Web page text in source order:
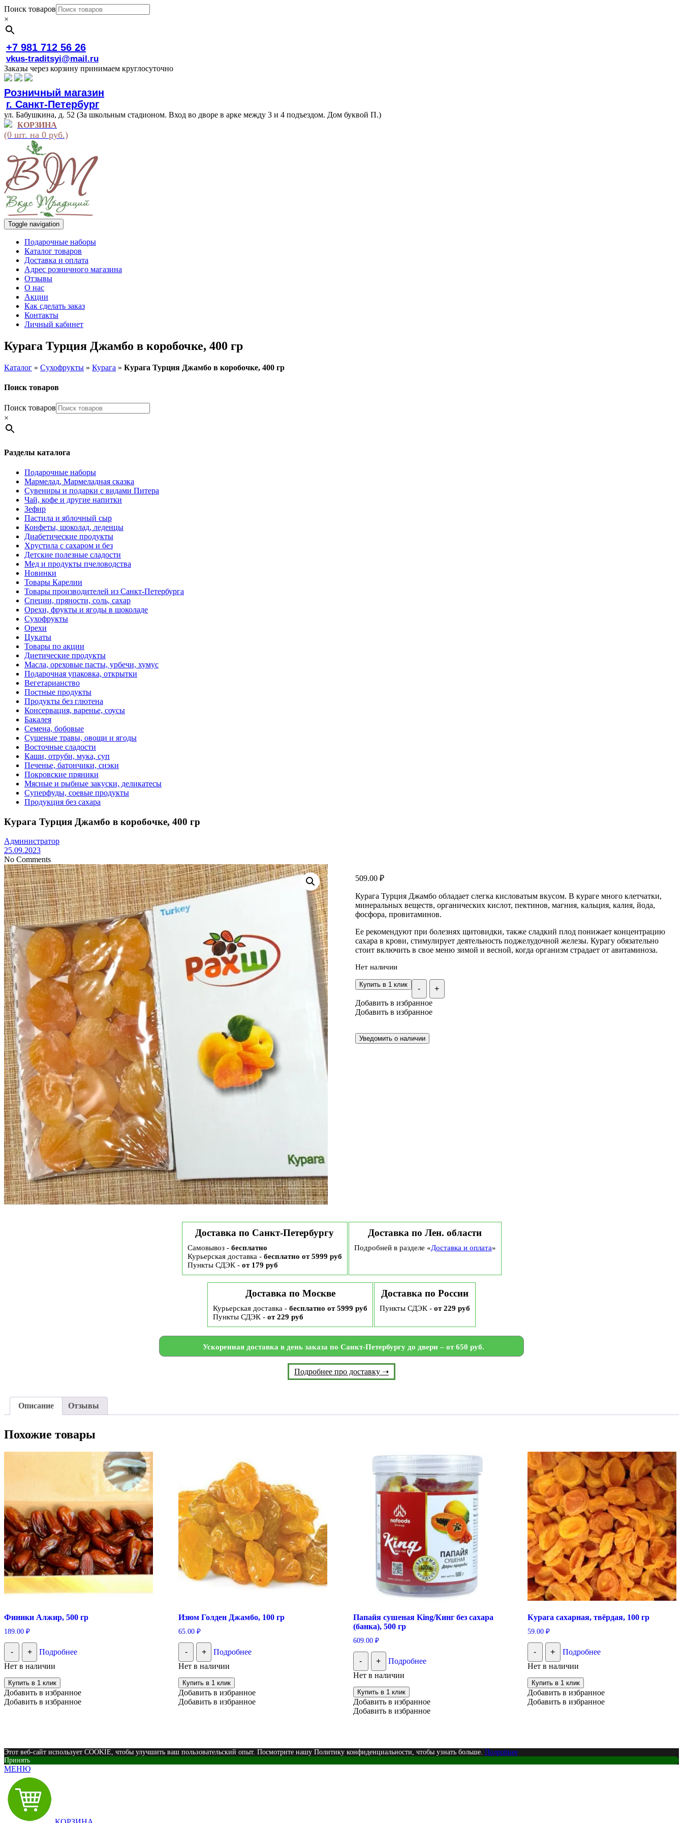
Поиск товаров
×
+7 981 712 56 26
vkus-traditsyi@mail.ru
Заказы через корзину принимаем круглосуточно
Розничный магазин
г. Санкт-Петербург
ул. Бабушкина, д. 52 (За школьным стадионом. Вход во дворе в арке между 3 и 4 подъездом. Дом буквой П.)
КОРЗИНА
(0 шт. на 0 руб.)
Toggle navigation
Подарочные наборы
Каталог товаров
Доставка и оплата
Адрес розничного магазина
Отзывы
О нас
Акции
Как сделать заказ
Контакты
Личный кабинет
Курага Турция Джамбо в коробочке, 400 гр
Каталог » Сухофрукты » Курага » Курага Турция Джамбо в коробочке, 400 гр
Поиск товаров
Поиск товаров
×
Разделы каталога
Подарочные наборы
Мармелад, Мармеладная сказка
Сувениры и подарки с видами Питера
Чай, кофе и другие напитки
Зефир
Пастила и яблочный сыр
Конфеты, шоколад, леденцы
Диабетические продукты
Хрустила с сахаром и без
Детские полезные сладости
Мед и продукты пчеловодства
Новинки
Товары Карелии
Товары производителей из Санкт-Петербурга
Специи, пряности, соль, сахар
Орехи, фрукты и ягоды в шоколаде
Сухофрукты
Орехи
Цукаты
Товары по акции
Диетические продукты
Масла, ореховые пасты, урбечи, хумус
Подарочная упаковка, открытки
Вегетарианство
Постные продукты
Продукты без глютена
Консервация, варенье, соусы
Бакалея
Семена, бобовые
Сушеные травы, овощи и ягоды
Восточные сладости
Каши, отруби, мука, суп
Печенье, батончики, снэки
Покровские пряники
Мясные и рыбные закуски, деликатесы
Суперфуды, соевые продукты
Продукция без сахара
Курага Турция Джамбо в коробочке, 400 гр
Администратор
25.09.2023
No Comments
509.00 ₽
Курага Турция Джамбо обладает слегка кисловатым вкусом. В кураге много клетчатки,
минеральных веществ, органических кислот, пектинов, магния, кальция, калия, йода,
фосфора, провитаминов.
Ее рекомендуют при болезнях щитовидки, также сладкий плод понижает концентрацию
сахара в крови, стимулирует деятельность поджелудочной железы. Курагу обязательно
стоит включить в свое меню зимой и весной, когда организм страдает от авитаминоза.
Нет наличии
- +
Купить в 1 клик
Добавить в избранное
Добавить в избранное
Доставка по Санкт-Петербургу
Самовывоз - бесплатно
Курьерская доставка - бесплатно от 5999 руб
Пункты СДЭК - от 179 руб
Доставка по Лен. области
Подробней в разделе «Доставка и оплата»
Доставка по Москве
Курьерская доставка - бесплатно от 5999 руб
Пункты СДЭК - от 229 руб
Доставка по России
Пункты СДЭК - от 229 руб
Ускоренная доставка в день заказа по Санкт-Петербургу до двери – от 650 руб.
Подробнее про доставку ➝
Описание Отзывы
Похожие товары
Финики Алжир, 500 гр
189.00 ₽
- +
Подробнее
Нет в наличии
Купить в 1 клик
Добавить в избранное
Добавить в избранное
Изюм Голден Джамбо, 100 гр
65.00₽
- +
Подробнее
Нет в наличии
Купить в 1 клик
Добавить в избранное
Добавить в избранное
Папайя сушеная King/Кинг без сахара
(банка), 500 гр
609.00 ₽
- +
Подробнее
Нет в наличии
Купить в 1 клик
Добавить в избранное
Добавить в избранное
Курага сахарная, твёрдая, 100 гр
59.00 ₽
- +
Подробнее
Нет в наличии
Купить в 1 клик
Добавить в избранное
Добавить в избранное
Этот веб-сайт использует COOKIE, чтобы улучшить ваш пользовательский опыт. Посмотрите нашу Политику конфиденциальности, чтобы узнать больше. Подробнее
Принять
МЕНЮ